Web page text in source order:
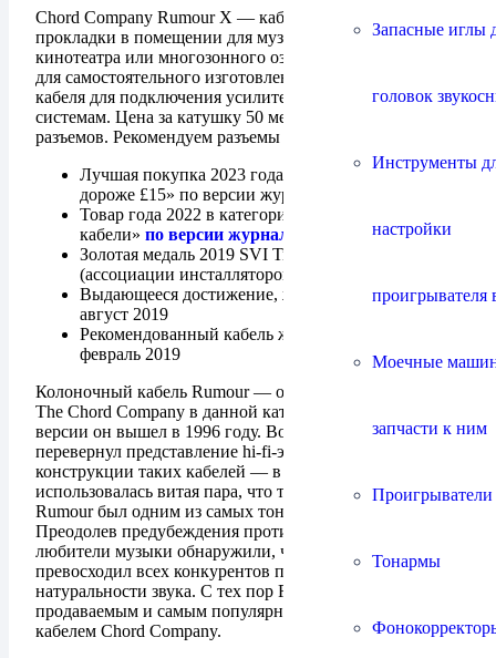
Запасные иглы
головок
Инструменты
настройки
проигрывателя
Моечные
запчасти к ним
Тонармы
Chord Company Rumour X — кабель скрытой
прокладки в помещении для музыки, домашнего
кинотеатра или многозонного озвучивания. Подходит
для самостоятельного изготовления нужной длины
кабеля для подключения усилителя к акустическим
системам. Цена за катушку 50 метров. Продается без
разъемов. Рекомендуем разъемы
Лучшая покупка 2023 года в категории «Кабели
дороже £15» по версии журнала What Hi-Fi?
Товар года 2022 в категории «Аксессуары и
кабели» по версии журнала What Hi-Fi?
Золотая медаль 2019 SVI Trade Awards
(ассоциации инсталляторов Великобритании)
Выдающееся достижение, журнал Hi-Fi World,
август 2019
Рекомендованный кабель журнала Hi-Fi Choice,
февраль 2019
Колоночный кабель Rumour — одно из первых изделий
The Chord Company в данной категории. В первой
версии он вышел в 1996 году. Во-многом он
перевернул представление hi-fi-энтузиастов о
конструкции таких кабелей — в Rumour
использовалась витая пара, что тогда было редкостью и
Rumour был одним из самых тонких кабелей на рынке.
Преодолев предубеждения против тонкого кабеля,
любители музыки обнаружили, что Rumour намного
превосходил всех конкурентов по живости и
натуральности звука. С тех пор Rumour стал самым
продаваемым и самым популярным колоночным
кабелем Chord Company.